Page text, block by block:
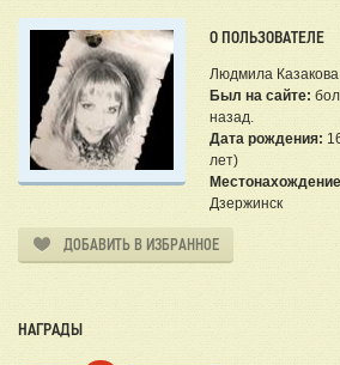
О ПОЛЬЗОВАТЕЛЕ
Людмила Казакова
Был на сайте:
назад.
Дата рождения:
лет)
Дзержинск
ДОБАВИТЬ В ИЗБРАННОЕ
НАГРАДЫ